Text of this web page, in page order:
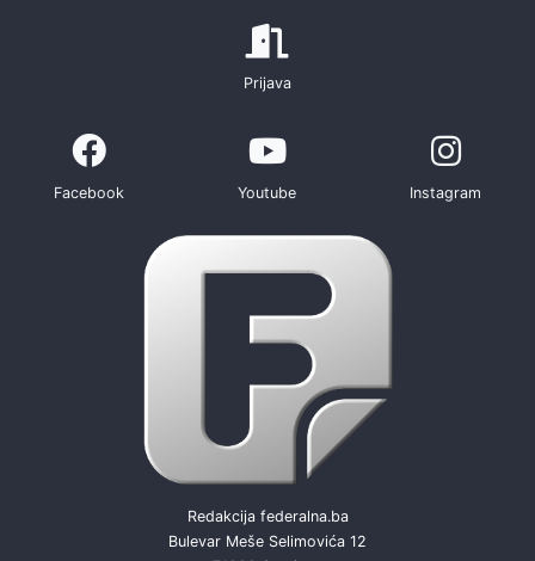
Prijava
Facebook Youtube Instagram
Redakcija federalna.ba
Bulevar Meše Selimovića 12